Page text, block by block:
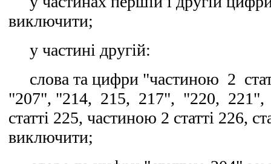
виключити;
у частині другій:
слова та цифри "частиною 2
"207", "214, 215, 217", "220,
статті 225, частиною 2 статті 226,
виключити;